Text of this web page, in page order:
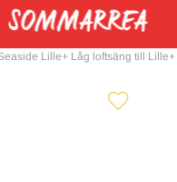
Lille+ Låg loftsäng till